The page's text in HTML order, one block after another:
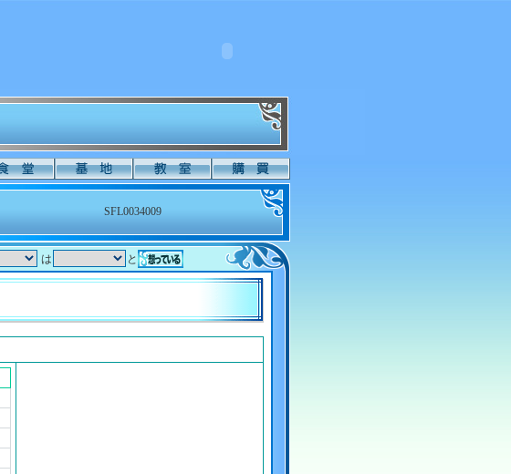
SFL0034009
は と